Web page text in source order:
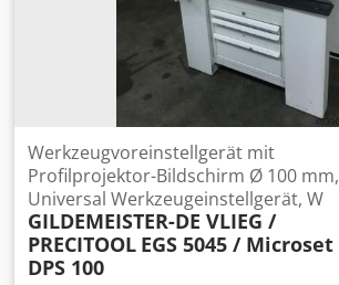
Werkzeugvoreinstellgerät mit
Profilprojektor-Bildschirm Ø 100 mm,
Universal Werkzeugeinstellgerät, W
GILDEMEISTER-DE VLIEG /
PRECITOOL EGS 5045 / Microset
DPS 100